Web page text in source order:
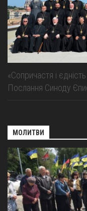
«Сопричастя і
Послання Синоду
МОЛИТВИ